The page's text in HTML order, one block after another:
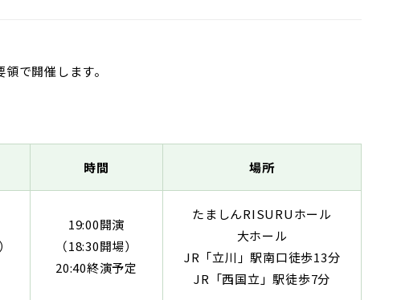
で開催します。
時間 場所
19:00開演
（18:30開場）
20:40終演予定
たましんRISURUホール
大ホール
JR「立川」駅南口徒歩13分
JR「西国立」駅徒歩7分